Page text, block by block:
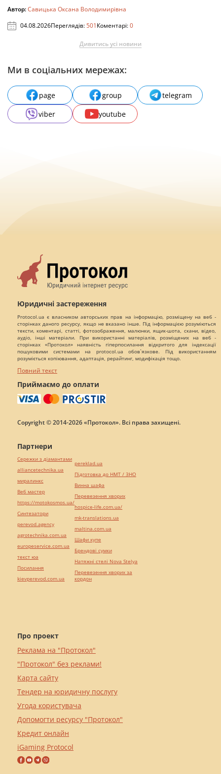
Автор:Савицька Оксана Володимирівна
04.08.2026Переглядів:501Коментарі:0
Дивитись усі новини
Ми в соціальних мережах:
page group
telegram
viber
youtube
Юридичні застереження
Protocol.ua є власником авторських прав на інформацію, розміщену на веб -
сторінках даного ресурсу, якщо не вказано інше. Під інформацією розуміються
тексти, коментарі, статті, фотозображення, малюнки, ящик-шота, скани, відео,
аудіо, інші матеріали. При використанні матеріалів, розміщених на веб -
сторінках «Протокол» наявність гіперпосилання відкритого для індексації
пошуковими системами на protocol.ua обов`язкове. Під використанням
розуміється копіювання, адаптація, рерайтинг, модифікація тощо.
Повний текст
Приймаємо до оплати
Copyright © 2014-2026 «Протокол». Всі права захищені.
Про проект
Реклама на "Протокол"
"Протокол" без реклами!
Карта сайту
Тендер на юридичну послугу
Угода користувача
Допомогти ресурсу "Протокол"
Кредит онлайн
iGaming Protocol
Партнери
Сережки з діамантами
alliancetechnika.ua
миралинкс
Веб мастер
https://motokosmos.ua/
Синтезатори
perevod.agency
agrotechnika.com.ua
europeservice.com.ua
текст юа
Посилання
kievperevod.com.ua
pereklad.ua
Підготовка до НМТ / ЗНО
Винна шафа
Перевезення хворих
hospice-life.com.ua/
mk-translations.ua
maltina.com.ua
Шафи купе
Брендові сумки
Натяжні стелі Nova Stelya
Перевезення хворих за
кордон